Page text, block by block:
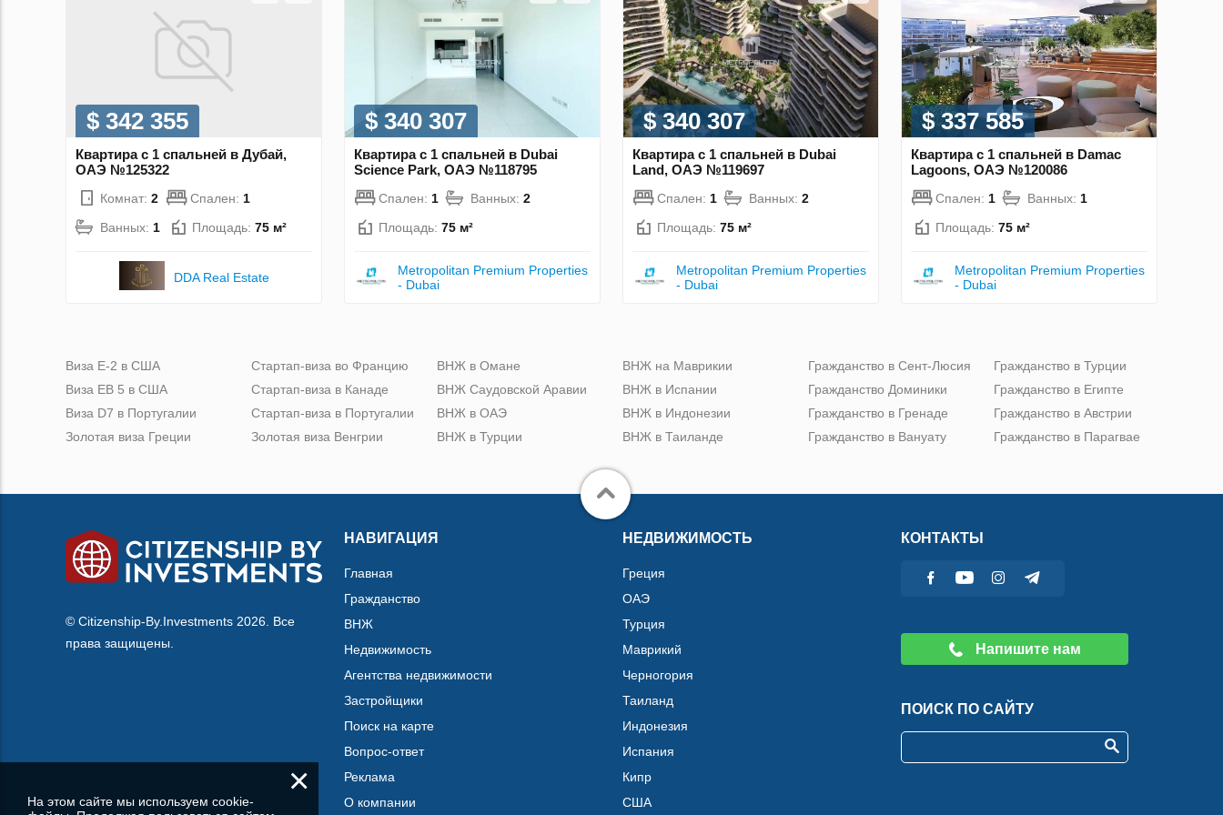
$ 342 355
Квартира с 1 спальней в Дубай,
ОАЭ №125322
Комнат: 2 Спален: 1
Ванных: 1 Площадь: 75 м²
DDA Real Estate
$ 340 307
Квартира с 1 спальней в Dubai
Science Park, ОАЭ №118795
Спален: 1 Ванных: 2
Площадь: 75 м²
Metropolitan Premium Properties
- Dubai
$ 340 307
Квартира с 1 спальней в Dubai
Land, ОАЭ №119697
Спален: 1 Ванных: 2
Площадь: 75 м²
Metropolitan Premium Properties
- Dubai
$ 337 585
Квартира с 1 спальней в Damac
Lagoons, ОАЭ №120086
Спален: 1 Ванных: 1
Площадь: 75 м²
Metropolitan Premium Properties
- Dubai
Виза Е-2 в США
Виза ЕВ 5 в США
Виза D7 в Португалии
Золотая виза Греции
Стартап-виза во Францию
Стартап-виза в Канаде
Стартап-виза в Португалии
Золотая виза Венгрии
ВНЖ в Омане
ВНЖ Саудовской Аравии
ВНЖ в ОАЭ
ВНЖ в Турции
ВНЖ на Маврикии
ВНЖ в Испании
ВНЖ в Индонезии
ВНЖ в Таиланде
Гражданство в Сент-Люсия
Гражданство Доминики
Гражданство в Гренаде
Гражданство в Вануату
Гражданство в Турции
Гражданство в Египте
Гражданство в Австрии
Гражданство в Парагвае
© Citizenship-By.Investments 2026. Все
права защищены.
НАВИГАЦИЯ
Главная
Гражданство
ВНЖ
Недвижимость
Агентства недвижимости
Застройщики
Поиск на карте
Вопрос-ответ
Реклама
О компании
НЕДВИЖИМОСТЬ
Греция
ОАЭ
Турция
Маврикий
Черногория
Таиланд
Индонезия
Испания
Кипр
США
КОНТАКТЫ
Напишите нам
ПОИСК ПО САЙТУ
×
На этом сайте мы используем cookie-